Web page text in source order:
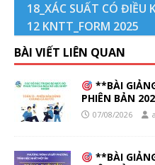
18_XÁC SUẤT CÓ ĐIỀU
12 KNTT_FORM 2025
BÀI VIẾT LIÊN QUAN
**BÀI
PHIÊN BẢN
07/08/2026
**BÀI